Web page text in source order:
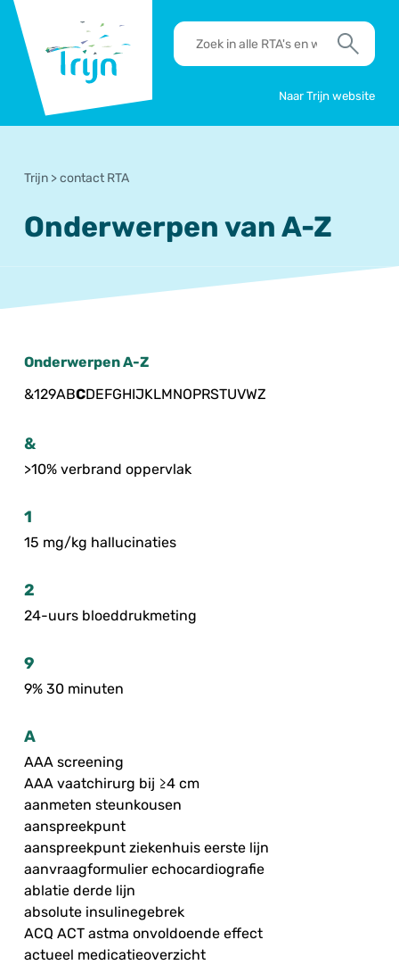
Trijn
RTA's
en
Zoek
Naar Trijn website
Trijn >contact RTA
Onderwerpen van A-Z
Onderwerpen A-Z
&129ABCDEFGHIJKLMNOPRSTUVWZ
&
>10% verbrand oppervlak
1
15 mg/kg hallucinaties
2
24-uurs bloeddrukmeting
9
9% 30 minuten
A
AAA screening
AAA vaatchirurg bij ≥4 cm
aanmeten steunkousen
aanspreekpunt
aanspreekpunt ziekenhuis eerste lijn
aanvraagformulier echocardiografie
ablatie derde lijn
absolute insulinegebrek
ACQ ACT astma onvoldoende effect
actueel medicatieoverzicht